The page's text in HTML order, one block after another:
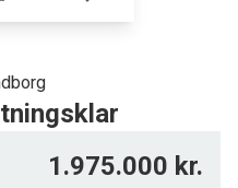
1.975.000 kr.